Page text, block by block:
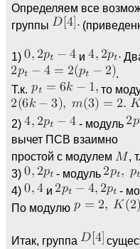
Определяем все
группы
1) и
.
Т.к.
то
2)
- модуль
вычет ПСВ взаимно
простой с модулем
,
3)
- модуль
4)
и
-
По модулю
Итак, группа